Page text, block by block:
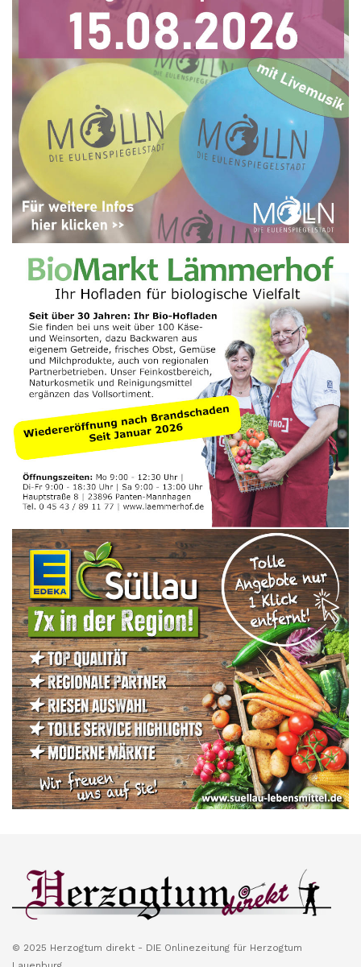
© 2025 Herzogtum direkt - DIE Onlinezeitung für Herzogtum